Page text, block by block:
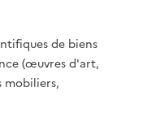
de biens
(œuvres d'art,
mobiliers,